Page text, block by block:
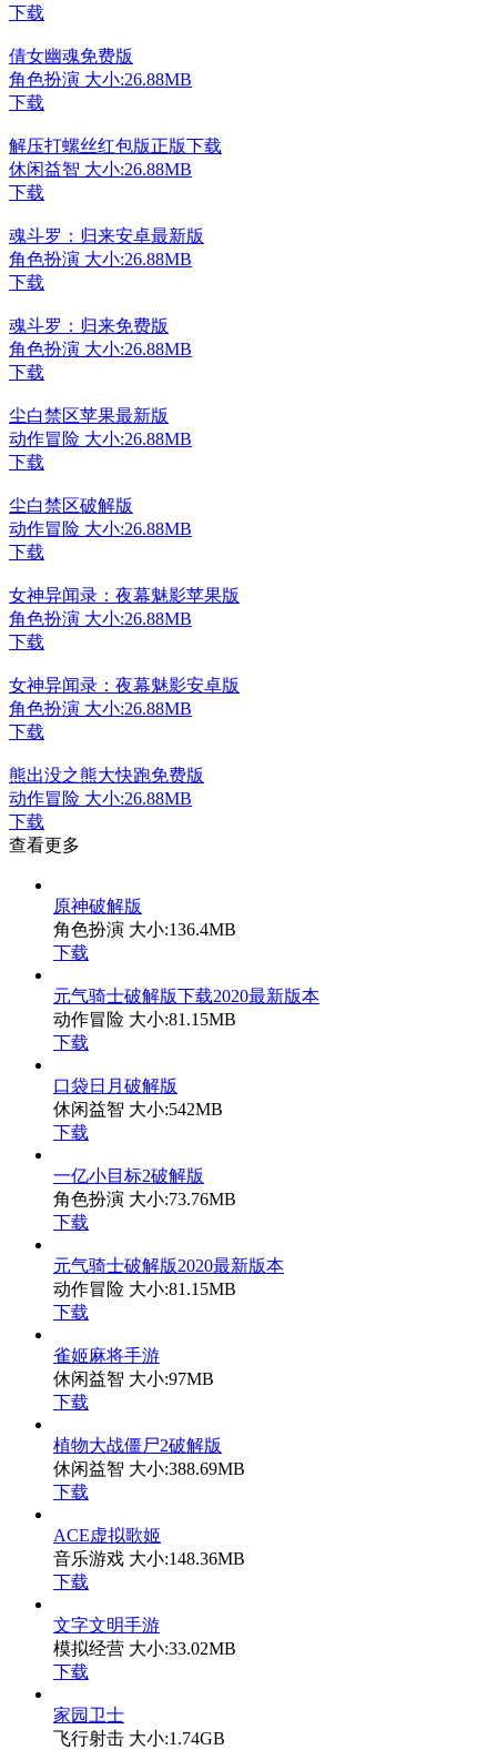
下载
倩女幽魂免费版
角色扮演 大小:26.88MB
下载
解压打螺丝红包版正版下载
休闲益智 大小:26.88MB
下载
魂斗罗：归来安卓最新版
角色扮演 大小:26.88MB
下载
魂斗罗：归来免费版
角色扮演 大小:26.88MB
下载
尘白禁区苹果最新版
动作冒险 大小:26.88MB
下载
尘白禁区破解版
动作冒险 大小:26.88MB
下载
女神异闻录：夜幕魅影苹果版
角色扮演 大小:26.88MB
下载
女神异闻录：夜幕魅影安卓版
角色扮演 大小:26.88MB
下载
熊出没之熊大快跑免费版
动作冒险 大小:26.88MB
下载
查看更多
原神破解版
角色扮演 大小:136.4MB
下载
元气骑士破解版下载2020最新版本
动作冒险 大小:81.15MB
下载
口袋日月破解版
休闲益智 大小:542MB
下载
一亿小目标2破解版
角色扮演 大小:73.76MB
下载
元气骑士破解版2020最新版本
动作冒险 大小:81.15MB
下载
雀姬麻将手游
休闲益智 大小:97MB
下载
植物大战僵尸2破解版
休闲益智 大小:388.69MB
下载
ACE虚拟歌姬
音乐游戏 大小:148.36MB
下载
文字文明手游
模拟经营 大小:33.02MB
下载
家园卫士
飞行射击 大小:1.74GB